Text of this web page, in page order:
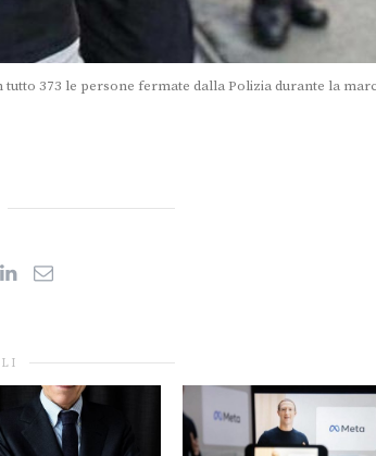
373 le persone fermate dalla Polizia durante la